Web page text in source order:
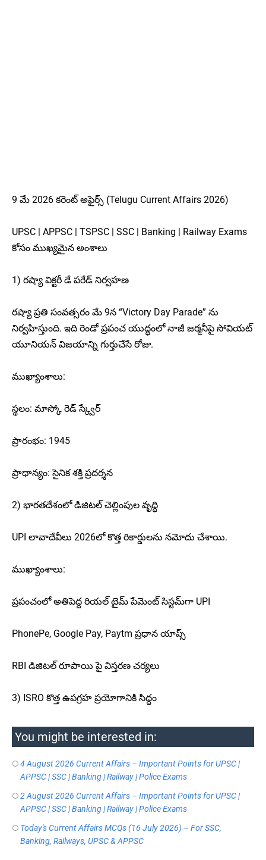
9 మే 2026 కరెంట్ అఫైర్స్ (Telugu Current Affairs 2026)
UPSC | APPSC | TSPSC | SSC | Banking | Railway Exams
కోసం ముఖ్యమైన అంశాలు
1) రష్యా విక్టరీ డే పరేడ్ నిర్వహణ
రష్యా ప్రతి సంవత్సరం మే 9న “Victory Day Parade” ను
నిర్వహిస్తుంది. ఇది రెండో ప్రపంచ యుద్ధంలో నాజీ జర్మనీపై సోవియట్
యూనియన్ విజయాన్ని గుర్తుచేసే రోజు.
ముఖ్యాంశాలు:
స్థలం: మాస్కో రెడ్ స్క్వేర్
ప్రారంభం: 1945
ప్రాధాన్యం: సైనిక శక్తి ప్రదర్శన
2) భారతదేశంలో డిజిటల్ చెల్లింపుల వృద్ధి
UPI లావాదేవీలు 2026లో కొత్త రికార్డులను నమోదు చేశాయి.
ముఖ్యాంశాలు:
ప్రపంచంలో అతిపెద్ద రియల్ టైమ్ పేమెంట్ సిస్టమ్‌గా UPI
PhonePe, Google Pay, Paytm ప్రధాన యాప్స్
RBI డిజిటల్ రూపాయి పై విస్తరణ చర్యలు
3) ISRO కొత్త ఉపగ్రహ ప్రయోగానికి సిద్ధం
You might be interested in:
4 August 2026 Current Affairs – Important Points for UPSC |
APPSC | SSC | Banking | Railway | Police Exams
2 August 2026 Current Affairs – Important Points for UPSC |
APPSC | SSC | Banking | Railway | Police Exams
Today's Current Affairs MCQs (16 July 2026) – For SSC,
Banking, Railways, UPSC & APPSC